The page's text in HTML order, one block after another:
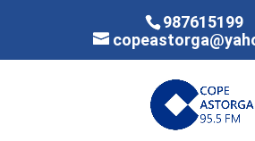
987615199